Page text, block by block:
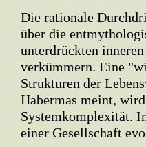
Die rationale
über die
unterdrückten
verkümmern. Eine
Strukturen der
Habermas meint,
Systemkomplexität.
einer Gesellschaft